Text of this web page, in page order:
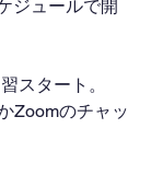
ジュールで開
スタート。
Zoomのチャッ